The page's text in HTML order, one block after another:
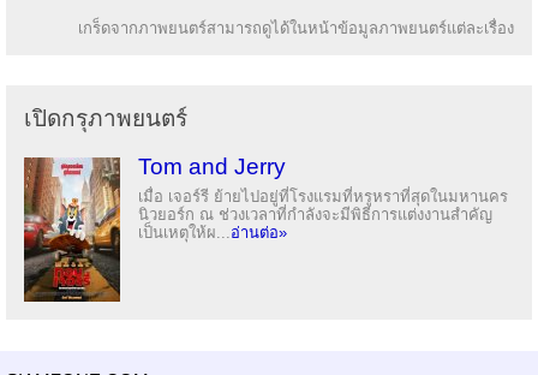
เกร็ดจากภาพยนตร์สามารถดูได้ในหน้าข้อมูลภาพยนตร์แต่ละเรื่อง
เปิดกรุภาพยนตร์
Tom and Jerry
เมื่อ เจอร์รี ย้ายไปอยู่ที่โรงแรมที่หรูหราที่สุดในมหานคร
นิวยอร์ก ณ ช่วงเวลาที่กำลังจะมีพิธีการแต่งงานสำคัญ
เป็นเหตุให้ผ... อ่านต่อ»